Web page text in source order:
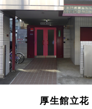
厚生館立花